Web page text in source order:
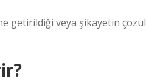
getirildiği veya şikayetin